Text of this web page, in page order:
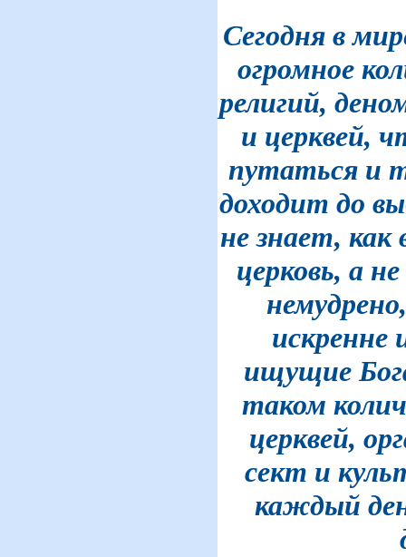
Сегодня в
огромное
религий,
и церквей,
путаться и
доходит до
не знает,
церковь, а
искренне
ищущие
таком
церквей,
сект и
каждый